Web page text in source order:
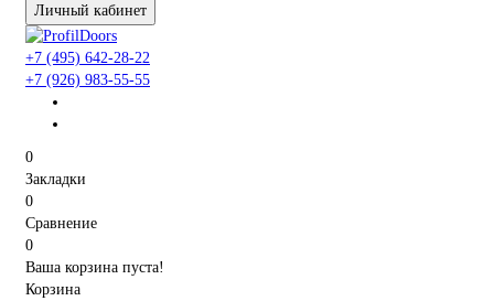
Личный кабинет
+7 (495) 642-28-22
+7 (926) 983-55-55
0
Закладки
0
Сравнение
0
Ваша корзина пуста!
Корзина